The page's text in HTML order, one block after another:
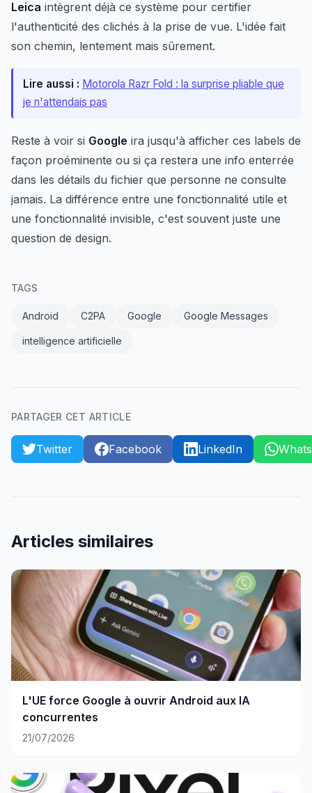
Leica intègrent déjà ce système pour certifier
l'authenticité des clichés à la prise de vue. L'idée fait
son chemin, lentement mais sûrement.
Lire aussi : Motorola Razr Fold : la surprise pliable que
je n'attendais pas
Reste à voir si Google ira jusqu'à afficher ces labels de
façon proéminente ou si ça restera une info enterrée
dans les détails du fichier que personne ne consulte
jamais. La différence entre une fonctionnalité utile et
une fonctionnalité invisible, c'est souvent juste une
question de design.
TAGS
Android C2PA Google Google Messages
intelligence artificielle
PARTAGER CET ARTICLE
Twitter Facebook LinkedIn
Articles similaires
L'UE force Google à ouvrir Android aux IA
concurrentes
21/07/2026